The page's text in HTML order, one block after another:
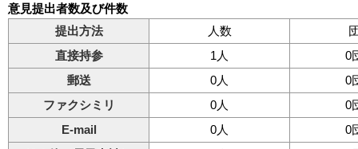
意見提出者数及び件数
提出方法
人数
直接持参
1人
0
郵送
0人
0
ファクシミリ
0人
0
E-mail
0人
0